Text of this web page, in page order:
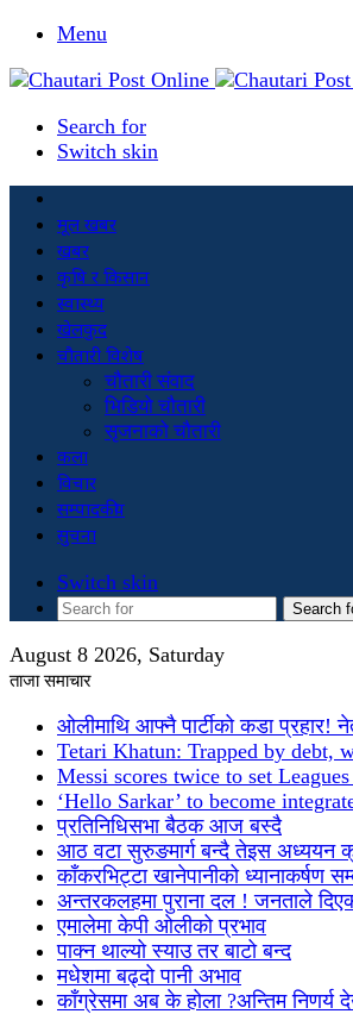
Menu
Search for
Switch skin
मूल खबर
खबर
कृषि र किसान
स्वास्थ्य
खेलकुद
चौतारी विशेष
चौतारी संवाद
भिडियो चौतारी
सृजनाको चौतारी
कला
विचार
सम्पादकीय
सुचना
Switch skin
Search
August 8 2026, Saturday
ताजा समाचार
ओलीमाथि आफ्नै पार्टीको कडा प्रहार!
Tetari Khatun: Trapped by debt,
Messi scores twice to set
‘Hello Sarkar’ to become
प्रतिनिधिसभा बैठक आज बस्दै
आठ वटा सुरुङमार्ग बन्दै तेइस अध्ययन
काँकरभिट्टा खानेपानीको ध्यानाकर्षण
अन्तरकलहमा पुराना दल ! जनताले
एमालेमा केपी ओलीको प्रभाव
पाक्न थाल्यो स्याउ तर बाटो बन्द
मधेशमा बढ्दो पानी अभाव
काँग्रेसमा अब के होला ?अन्तिम निणर्य